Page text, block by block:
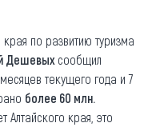
края по развитию туризма
Дешевых сообщил
текущего года и 7
более 60 млн.
Алтайского края, это